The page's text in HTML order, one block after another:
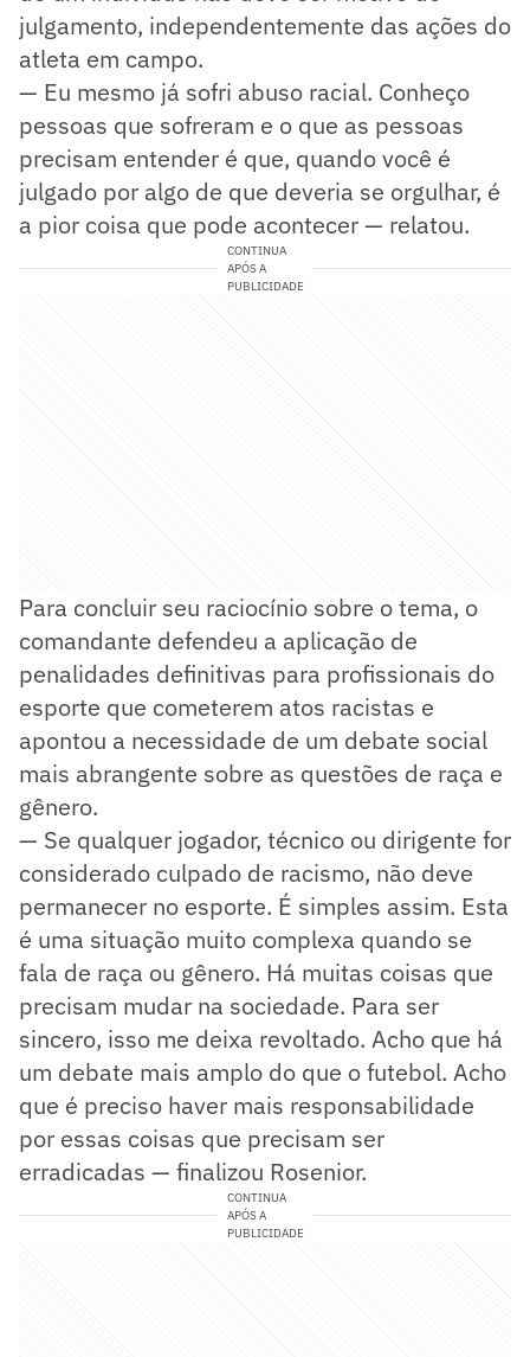
julgamento, independentemente das ações do
atleta em campo.
— Eu mesmo já sofri abuso racial. Conheço
pessoas que sofreram e o que as pessoas
precisam entender é que, quando você é
julgado por algo de que deveria se orgulhar, é
a pior coisa que pode acontecer — relatou.
CONTINUA
APÓS A
PUBLICIDADE
Para concluir seu raciocínio sobre o tema, o
comandante defendeu a aplicação de
penalidades definitivas para profissionais do
esporte que cometerem atos racistas e
apontou a necessidade de um debate social
mais abrangente sobre as questões de raça e
gênero.
— Se qualquer jogador, técnico ou dirigente for
considerado culpado de racismo, não deve
permanecer no esporte. É simples assim. Esta
é uma situação muito complexa quando se
fala de raça ou gênero. Há muitas coisas que
precisam mudar na sociedade. Para ser
sincero, isso me deixa revoltado. Acho que há
um debate mais amplo do que o futebol. Acho
que é preciso haver mais responsabilidade
por essas coisas que precisam ser
erradicadas — finalizou Rosenior.
CONTINUA
APÓS A
PUBLICIDADE